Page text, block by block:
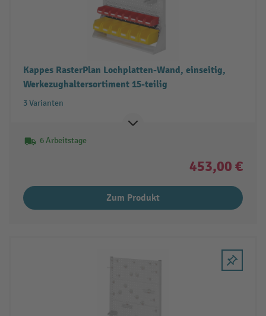
Kappes RasterPlan Lochplatten-Wand, einseitig,
Werkezughaltersortiment 15-teilig
3 Varianten
6 Arbeitstage
453,00 €
Zum Produkt